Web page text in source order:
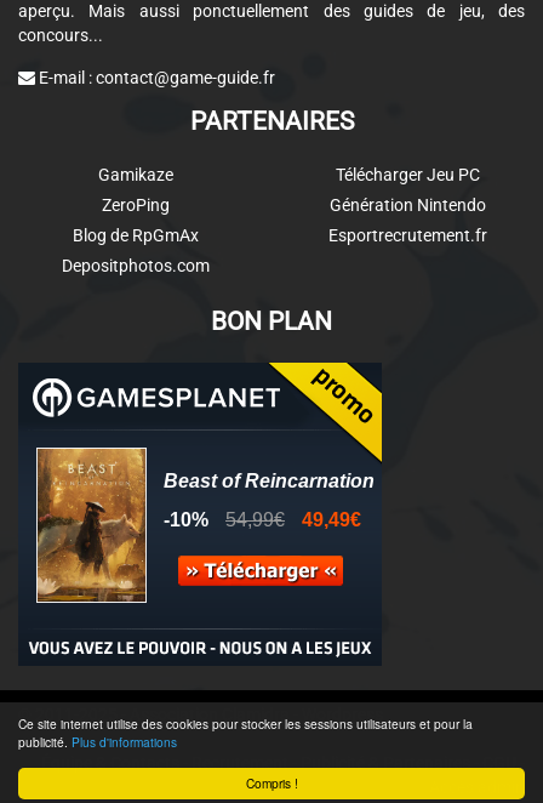
Compris !
Ce site internet utilise des cookies pour stocker les sessions utilisateurs et pour la
publicité. Plus d'informations
aperçu. Mais aussi ponctuellement des guides de jeu, des
concours...
E-mail :contact@game-guide.fr
PARTENAIRES
Gamikaze
ZeroPing
Blog de RpGmAx
Depositphotos.com
Télécharger Jeu PC
Génération Nintendo
Esportrecrutement.fr
BON PLAN